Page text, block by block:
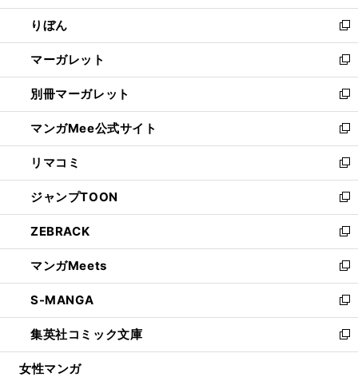
開
く
ウ
で
開
く
ン
ド
ウ
で
開
く
ウ
ィ
ン
ド
ウ
で
開
く
りぼん
新
し
い
ウ
ィ
ン
ド
ウ
で
開
く
マーガレット
新
し
い
ウ
ィ
ン
ド
ウ
で
開
く
別冊マーガレット
新
し
い
ウ
ィ
ン
ド
ウ
で
開
く
マンガMee公式サイト
新
し
い
ウ
ィ
ン
ド
ウ
で
開
く
リマコミ
新
し
い
ウ
ィ
ン
ド
ウ
で
開
く
ジャンプTOON
新
し
い
ウ
ィ
ン
ド
ウ
で
開
ZEBRACK
新
し
い
ウ
ィ
ン
ド
ウ
マンガMeets
新
し
い
ウ
ィ
ン
S-MANGA
新
し
い
ウ
集英社コミック文庫
新
し
女性マンガ